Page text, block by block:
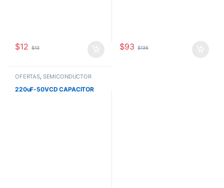
$12 $13 $93 $136
OFERTAS, SEMICONDUCTOR
220uF-50VCD CAPACITOR